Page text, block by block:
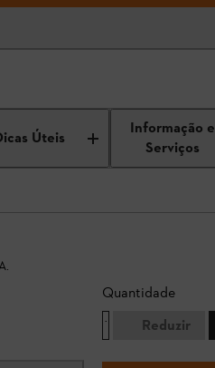
Úteis
Informação e
Serviços
Quantidade
Reduzir